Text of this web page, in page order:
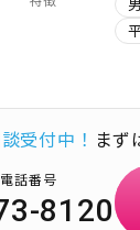
受付中！ まず
話番号
8120